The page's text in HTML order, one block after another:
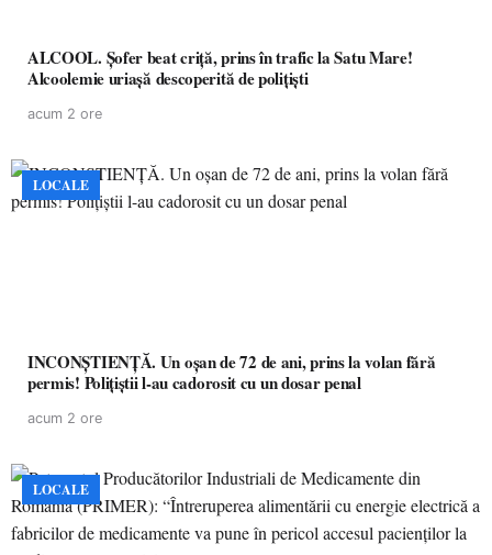
ALCOOL. Șofer beat criță, prins în trafic la Satu Mare!
Alcoolemie uriașă descoperită de polițiști
acum 2 ore
LOCALE
INCONȘTIENȚĂ. Un oșan de 72 de ani, prins la volan fără
permis! Polițiștii l-au cadorosit cu un dosar penal
acum 2 ore
LOCALE